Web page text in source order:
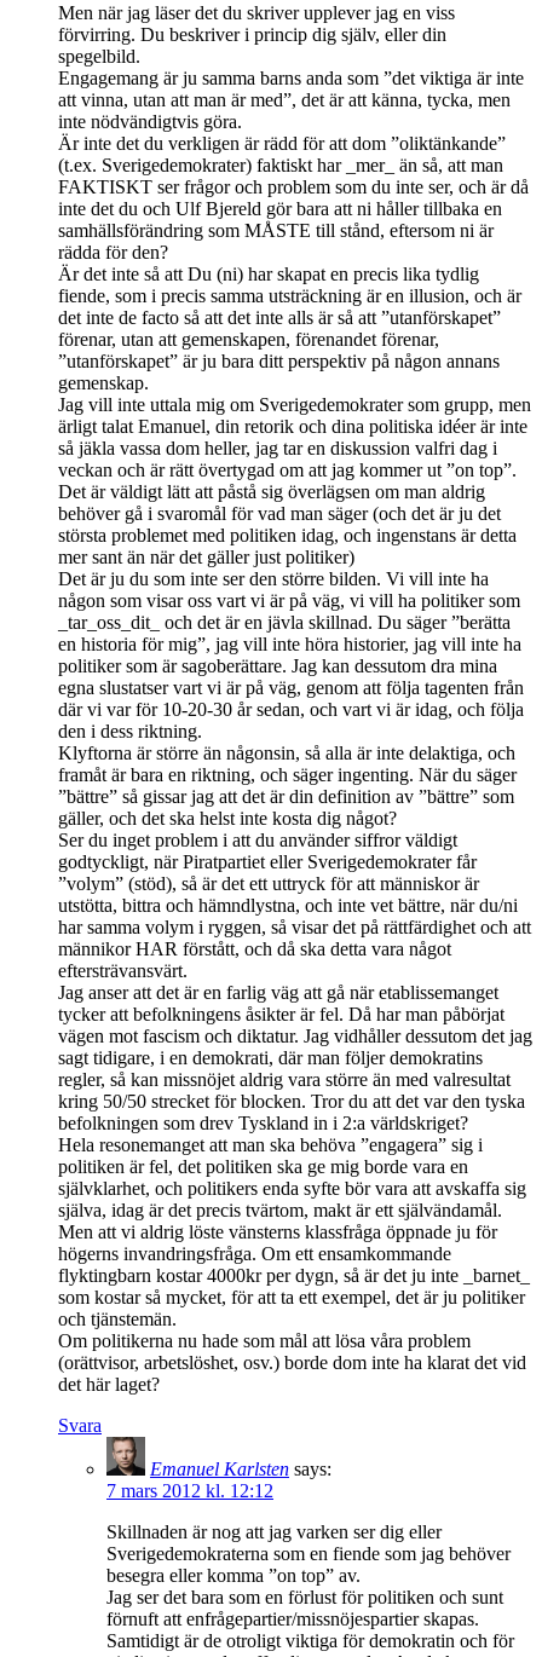
Men när jag läser det du skriver upplever jag en viss
förvirring. Du beskriver i princip dig själv, eller din
spegelbild.
Engagemang är ju samma barns anda som ”det viktiga är inte
att vinna, utan att man är med”, det är att känna, tycka, men
inte nödvändigtvis göra.
Är inte det du verkligen är rädd för att dom ”oliktänkande”
(t.ex. Sverigedemokrater) faktiskt har _mer_ än så, att man
FAKTISKT ser frågor och problem som du inte ser, och är då
inte det du och Ulf Bjereld gör bara att ni håller tillbaka en
samhällsförändring som MÅSTE till stånd, eftersom ni är
rädda för den?
Är det inte så att Du (ni) har skapat en precis lika tydlig
fiende, som i precis samma utsträckning är en illusion, och är
det inte de facto så att det inte alls är så att ”utanförskapet”
förenar, utan att gemenskapen, förenandet förenar,
”utanförskapet” är ju bara ditt perspektiv på någon annans
gemenskap.
Jag vill inte uttala mig om Sverigedemokrater som grupp, men
ärligt talat Emanuel, din retorik och dina politiska idéer är inte
så jäkla vassa dom heller, jag tar en diskussion valfri dag i
veckan och är rätt övertygad om att jag kommer ut ”on top”.
Det är väldigt lätt att påstå sig överlägsen om man aldrig
behöver gå i svaromål för vad man säger (och det är ju det
största problemet med politiken idag, och ingenstans är detta
mer sant än när det gäller just politiker)
Det är ju du som inte ser den större bilden. Vi vill inte ha
någon som visar oss vart vi är på väg, vi vill ha politiker som
_tar_oss_dit_ och det är en jävla skillnad. Du säger ”berätta
en historia för mig”, jag vill inte höra historier, jag vill inte ha
politiker som är sagoberättare. Jag kan dessutom dra mina
egna slustatser vart vi är på väg, genom att följa tagenten från
där vi var för 10-20-30 år sedan, och vart vi är idag, och följa
den i dess riktning.
Klyftorna är större än någonsin, så alla är inte delaktiga, och
framåt är bara en riktning, och säger ingenting. När du säger
”bättre” så gissar jag att det är din definition av ”bättre” som
gäller, och det ska helst inte kosta dig något?
Ser du inget problem i att du använder siffror väldigt
godtyckligt, när Piratpartiet eller Sverigedemokrater får
”volym” (stöd), så är det ett uttryck för att människor är
utstötta, bittra och hämndlystna, och inte vet bättre, när du/ni
har samma volym i ryggen, så visar det på rättfärdighet och att
männikor HAR förstått, och då ska detta vara något
eftersträvansvärt.
Jag anser att det är en farlig väg att gå när etablissemanget
tycker att befolkningens åsikter är fel. Då har man påbörjat
vägen mot fascism och diktatur. Jag vidhåller dessutom det jag
sagt tidigare, i en demokrati, där man följer demokratins
regler, så kan missnöjet aldrig vara större än med valresultat
kring 50/50 strecket för blocken. Tror du att det var den tyska
befolkningen som drev Tyskland in i 2:a världskriget?
Hela resonemanget att man ska behöva ”engagera” sig i
politiken är fel, det politiken ska ge mig borde vara en
självklarhet, och politikers enda syfte bör vara att avskaffa sig
själva, idag är det precis tvärtom, makt är ett självändamål.
Men att vi aldrig löste vänsterns klassfråga öppnade ju för
högerns invandringsfråga. Om ett ensamkommande
flyktingbarn kostar 4000kr per dygn, så är det ju inte _barnet_
som kostar så mycket, för att ta ett exempel, det är ju politiker
och tjänstemän.
Om politikerna nu hade som mål att lösa våra problem
(orättvisor, arbetslöshet, osv.) borde dom inte ha klarat det vid
det här laget?
Svara
Emanuel Karlsten says:
7 mars 2012 kl. 12:12
Skillnaden är nog att jag varken ser dig eller
Sverigedemokraterna som en fiende som jag behöver
besegra eller komma ”on top” av.
Jag ser det bara som en förlust för politiken och sunt
förnuft att enfrågepartier/missnöjespartier skapas.
Samtidigt är de otroligt viktiga för demokratin och för